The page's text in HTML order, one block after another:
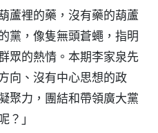
蘆裡的藥，沒有藥的葫蘆
黨，像隻無頭蒼蠅，指明
眾的熱情。本期李家泉先
向、沒有中心思想的政
聚力，團結和帶領廣大黨
？」